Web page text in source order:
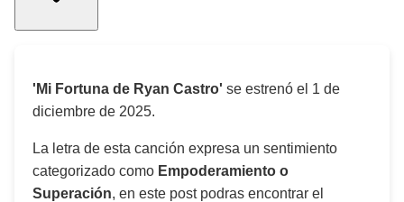
'Mi Fortuna de Ryan Castro' se estrenó el 1 de
diciembre de 2025.
La letra de esta canción expresa un sentimiento
categorizado como Empoderamiento o
Superación, en este post podras encontrar el